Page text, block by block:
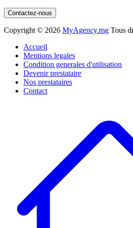
Contactez-nous
Copyright © 2026 MyAgency.mg Tous
Accueil
Mentions legales
Condition generales d'utilisation
Devenir prestataire
Nos prestataires
Contact